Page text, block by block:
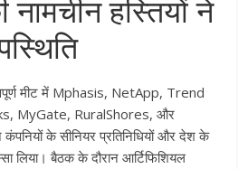
हस्तियों ने
मीट में Mphasis, NetApp, Trend
MyGate, RuralShores, और
के सीनियर प्रतिनिधियों और देश के
लिया। बैठक के दौरान आर्टिफिशियल